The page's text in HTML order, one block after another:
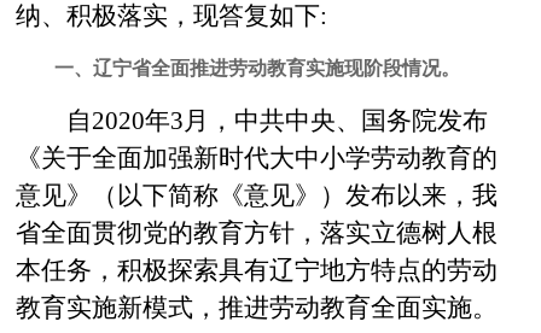
纳、积极落实，现答复如下:
一、辽宁省全面推进劳动教育实施现阶段情况。
自2020年3月，中共中央、国务院发布
《关于全面加强新时代大中小学劳动教育的
意见》（以下简称《意见》）发布以来，我
省全面贯彻党的教育方针，落实立德树人根
本任务，积极探索具有辽宁地方特点的劳动
教育实施新模式，推进劳动教育全面实施。